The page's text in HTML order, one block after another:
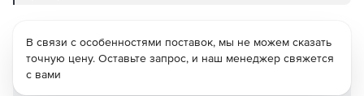
В связи с особенностями поставок, мы не можем сказать
точную цену. Оставьте запрос, и наш менеджер свяжется
с вами